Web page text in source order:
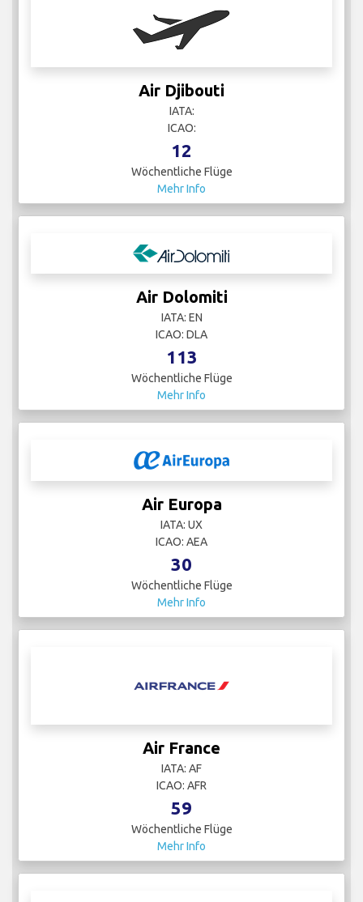
Air Djibouti
IATA:
ICAO:
12
Wöchentliche Flüge
Mehr Info
Air Dolomiti
IATA: EN
ICAO: DLA
113
Wöchentliche Flüge
Mehr Info
Air Europa
IATA: UX
ICAO: AEA
30
Wöchentliche Flüge
Mehr Info
Air France
IATA: AF
ICAO: AFR
59
Wöchentliche Flüge
Mehr Info